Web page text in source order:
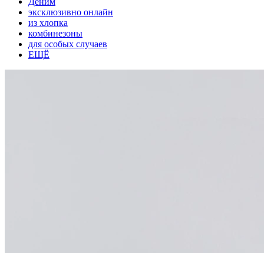
эксклюзивно онлайн
из хлопка
комбинезоны
для особых случаев
ЕЩЁ